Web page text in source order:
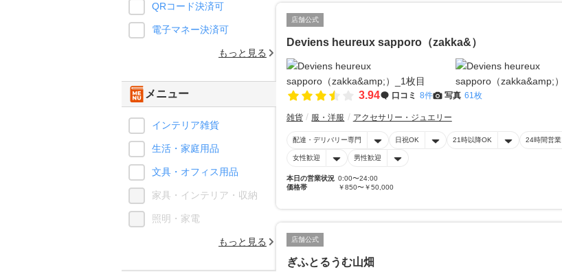
店舗公式
Deviens heureux sapporo（zakka&）
3.94 口コミ 8件 写真 61枚
雑貨 服・洋服 アクセサリー・ジュエリー
配達・デリバリー専門 日祝OK 21時以降OK 24時間営業
女性歓迎 男性歓迎
本日の営業状況 0:00〜24:00
価格帯
￥850〜￥50,000
店舗公式
ぎふとるうむ山畑
QRコード決済可
電子マネー決済可
もっと見る
メニュー
インテリア雑貨
生活・家庭用品
文具・オフィス用品
家具・インテリア・収納
照明・家電
もっと見る